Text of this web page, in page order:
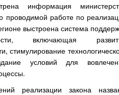
информация
проводимой работе по
выстроена система
включающая
стимулирование
условий для
реализации закона